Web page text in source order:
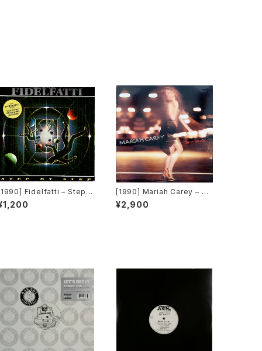
Fidelfatti – Step B
Step [Magic Service]
[1990] Mariah Carey – So
meday [Columbia]
¥2,900